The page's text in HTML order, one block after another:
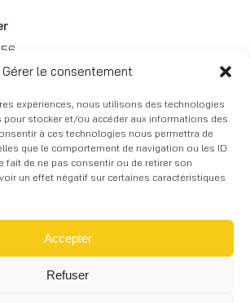
Gérer le consentement
expériences, nous utilisons des technologies
stocker et/ou accéder aux informations des
à ces technologies nous permettra de
que le comportement de navigation ou les ID
fait de ne pas consentir ou de retirer son
un effet négatif sur certaines caractéristiques
Accepter
Refuser
79
- Tous droits réservés -
-Mentions légales-Skill